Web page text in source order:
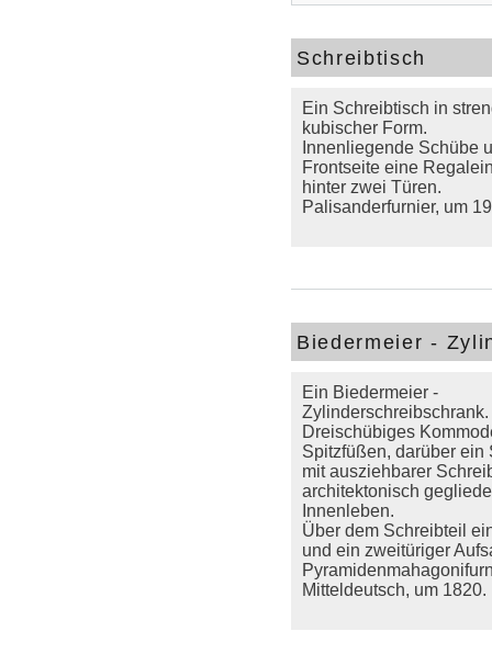
Schreibtisch
Ein Schreibtisch in
kubischer Form.
Innenliegende Schübe
Frontseite eine
hinter zwei Türen.
Palisanderfurnier, um
Biedermeier -
Ein Biedermeier -
Zylinderschreibschrank.
Dreischübiges
Spitzfüßen, darüber ein
mit ausziehbarer
architektonisch
Innenleben.
Über dem Schreibteil
und ein zweitüriger
Mitteldeutsch, um 1820.